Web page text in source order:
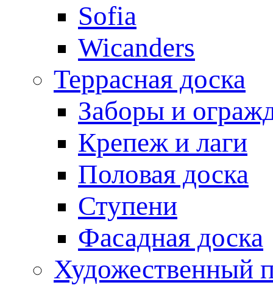
Sofia
Wicanders
Террасная доска
Заборы и
Крепеж и лаги
Половая доска
Ступени
Фасадная доска
Художественный